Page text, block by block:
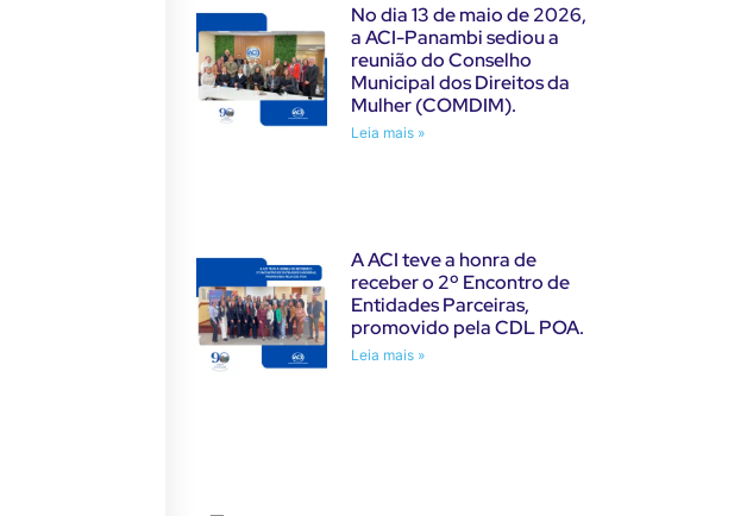
No dia 13 de maio de 2026,
a ACI-Panambi sediou a
reunião do Conselho
Municipal dos Direitos da
Mulher (COMDIM).
Leia mais »
A ACI teve a honra de
receber o 2º Encontro de
Entidades Parceiras,
promovido pela CDL POA.
Leia mais »